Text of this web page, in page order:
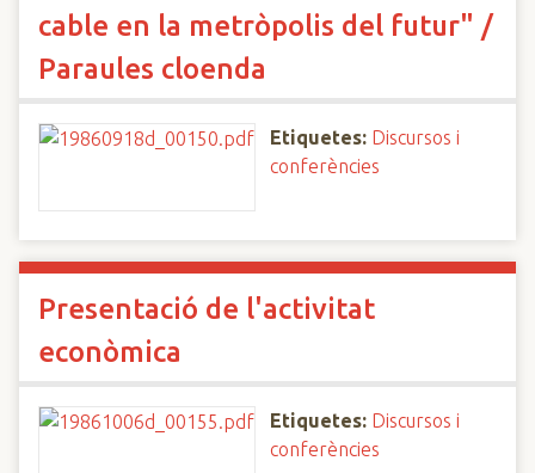
cable en la metròpolis del futur" /
Paraules cloenda
Etiquetes: Discursos i
conferències
Presentació de l'activitat
econòmica
Etiquetes: Discursos i
conferències